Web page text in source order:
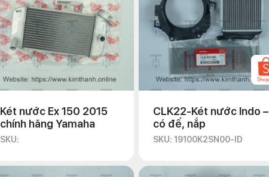
Két nước Ex 150 2015
chính hãng Yamaha
SKU:
CLK22-Két nước Indo –
có đế, nắp
SKU: 19100K2SN00-ID